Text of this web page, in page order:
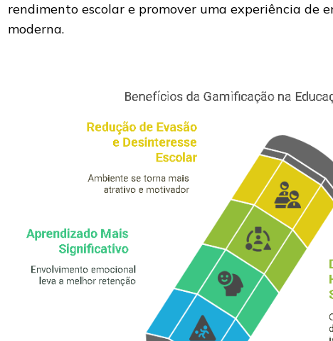
rendimento escolar e promover uma experiência de
moderna.